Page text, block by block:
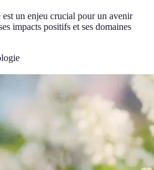
un enjeu crucial pour un avenir
impacts positifs et ses domaines